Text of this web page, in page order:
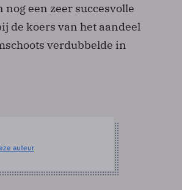
een zeer succesvolle
de koers van het aandeel
verdubbelde in
auteur